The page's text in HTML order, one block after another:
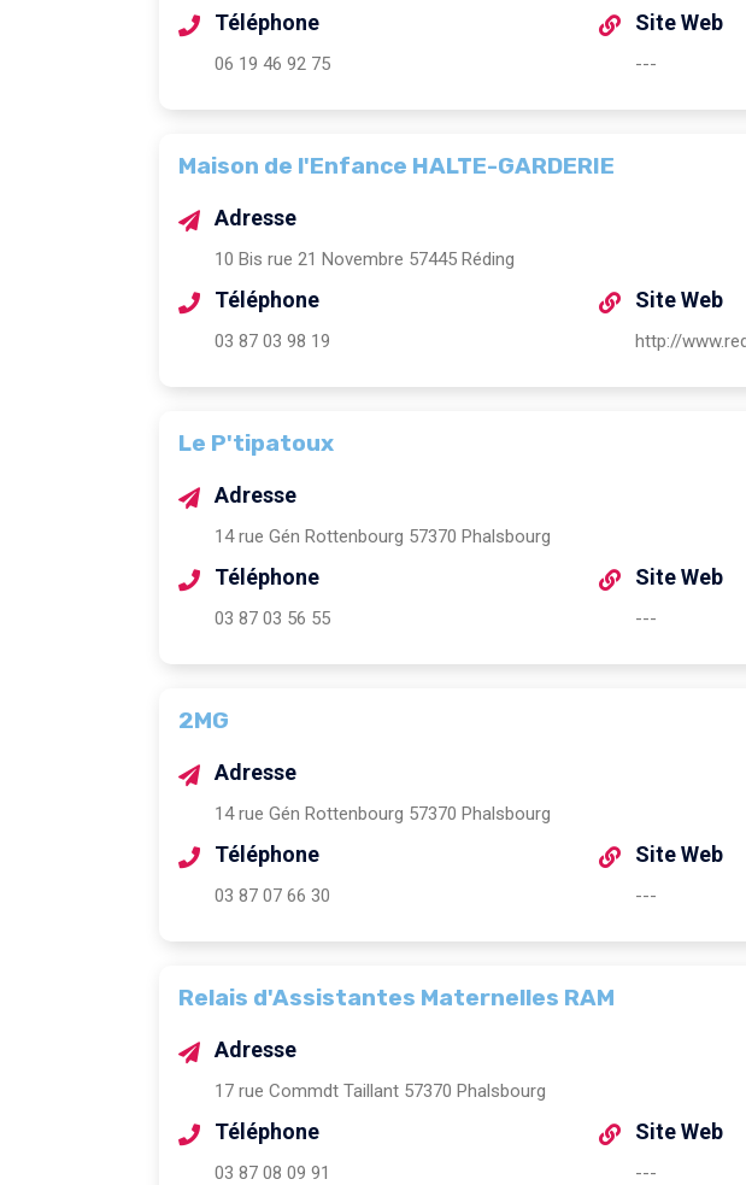
Téléphone
06 19 46 92 75
Site Web
---
Maison de l'Enfance HALTE-GARDERIE
Adresse
10 Bis rue 21 Novembre 57445 Réding
Téléphone
03 87 03 98 19
Site Web
http://
Le P'tipatoux
Adresse
14 rue Gén Rottenbourg 57370 Phalsbourg
Téléphone
03 87 03 56 55
Site Web
---
2MG
Adresse
14 rue Gén Rottenbourg 57370 Phalsbourg
Téléphone
03 87 07 66 30
Site Web
---
Relais d'Assistantes Maternelles RAM
Adresse
17 rue Commdt Taillant 57370 Phalsbourg
Téléphone
03 87 08 09 91
Site Web
---